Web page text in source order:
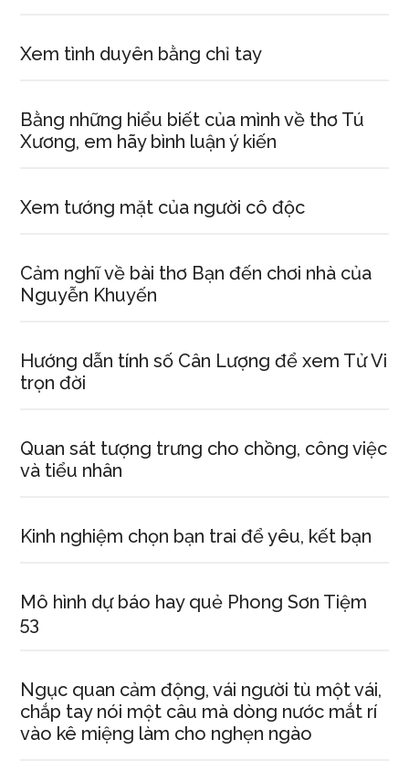
Xem tình duyên bằng chỉ tay
Bằng những hiểu biết của mình về thơ Tú
Xương, em hãy bình luận ý kiến
Xem tướng mặt của người cô độc
Cảm nghĩ về bài thơ Bạn đến chơi nhà của
Nguyễn Khuyến
Hướng dẫn tính số Cân Lượng để xem Tử Vi
trọn đời
Quan sát tượng trưng cho chồng, công việc
và tiểu nhân
Kinh nghiệm chọn bạn trai để yêu, kết bạn
Mô hình dự báo hay quẻ Phong Sơn Tiệm
53
Ngục quan cảm động, vái người tù một vái,
chắp tay nói một câu mà dòng nước mắt rí
vào kê miệng làm cho nghẹn ngào